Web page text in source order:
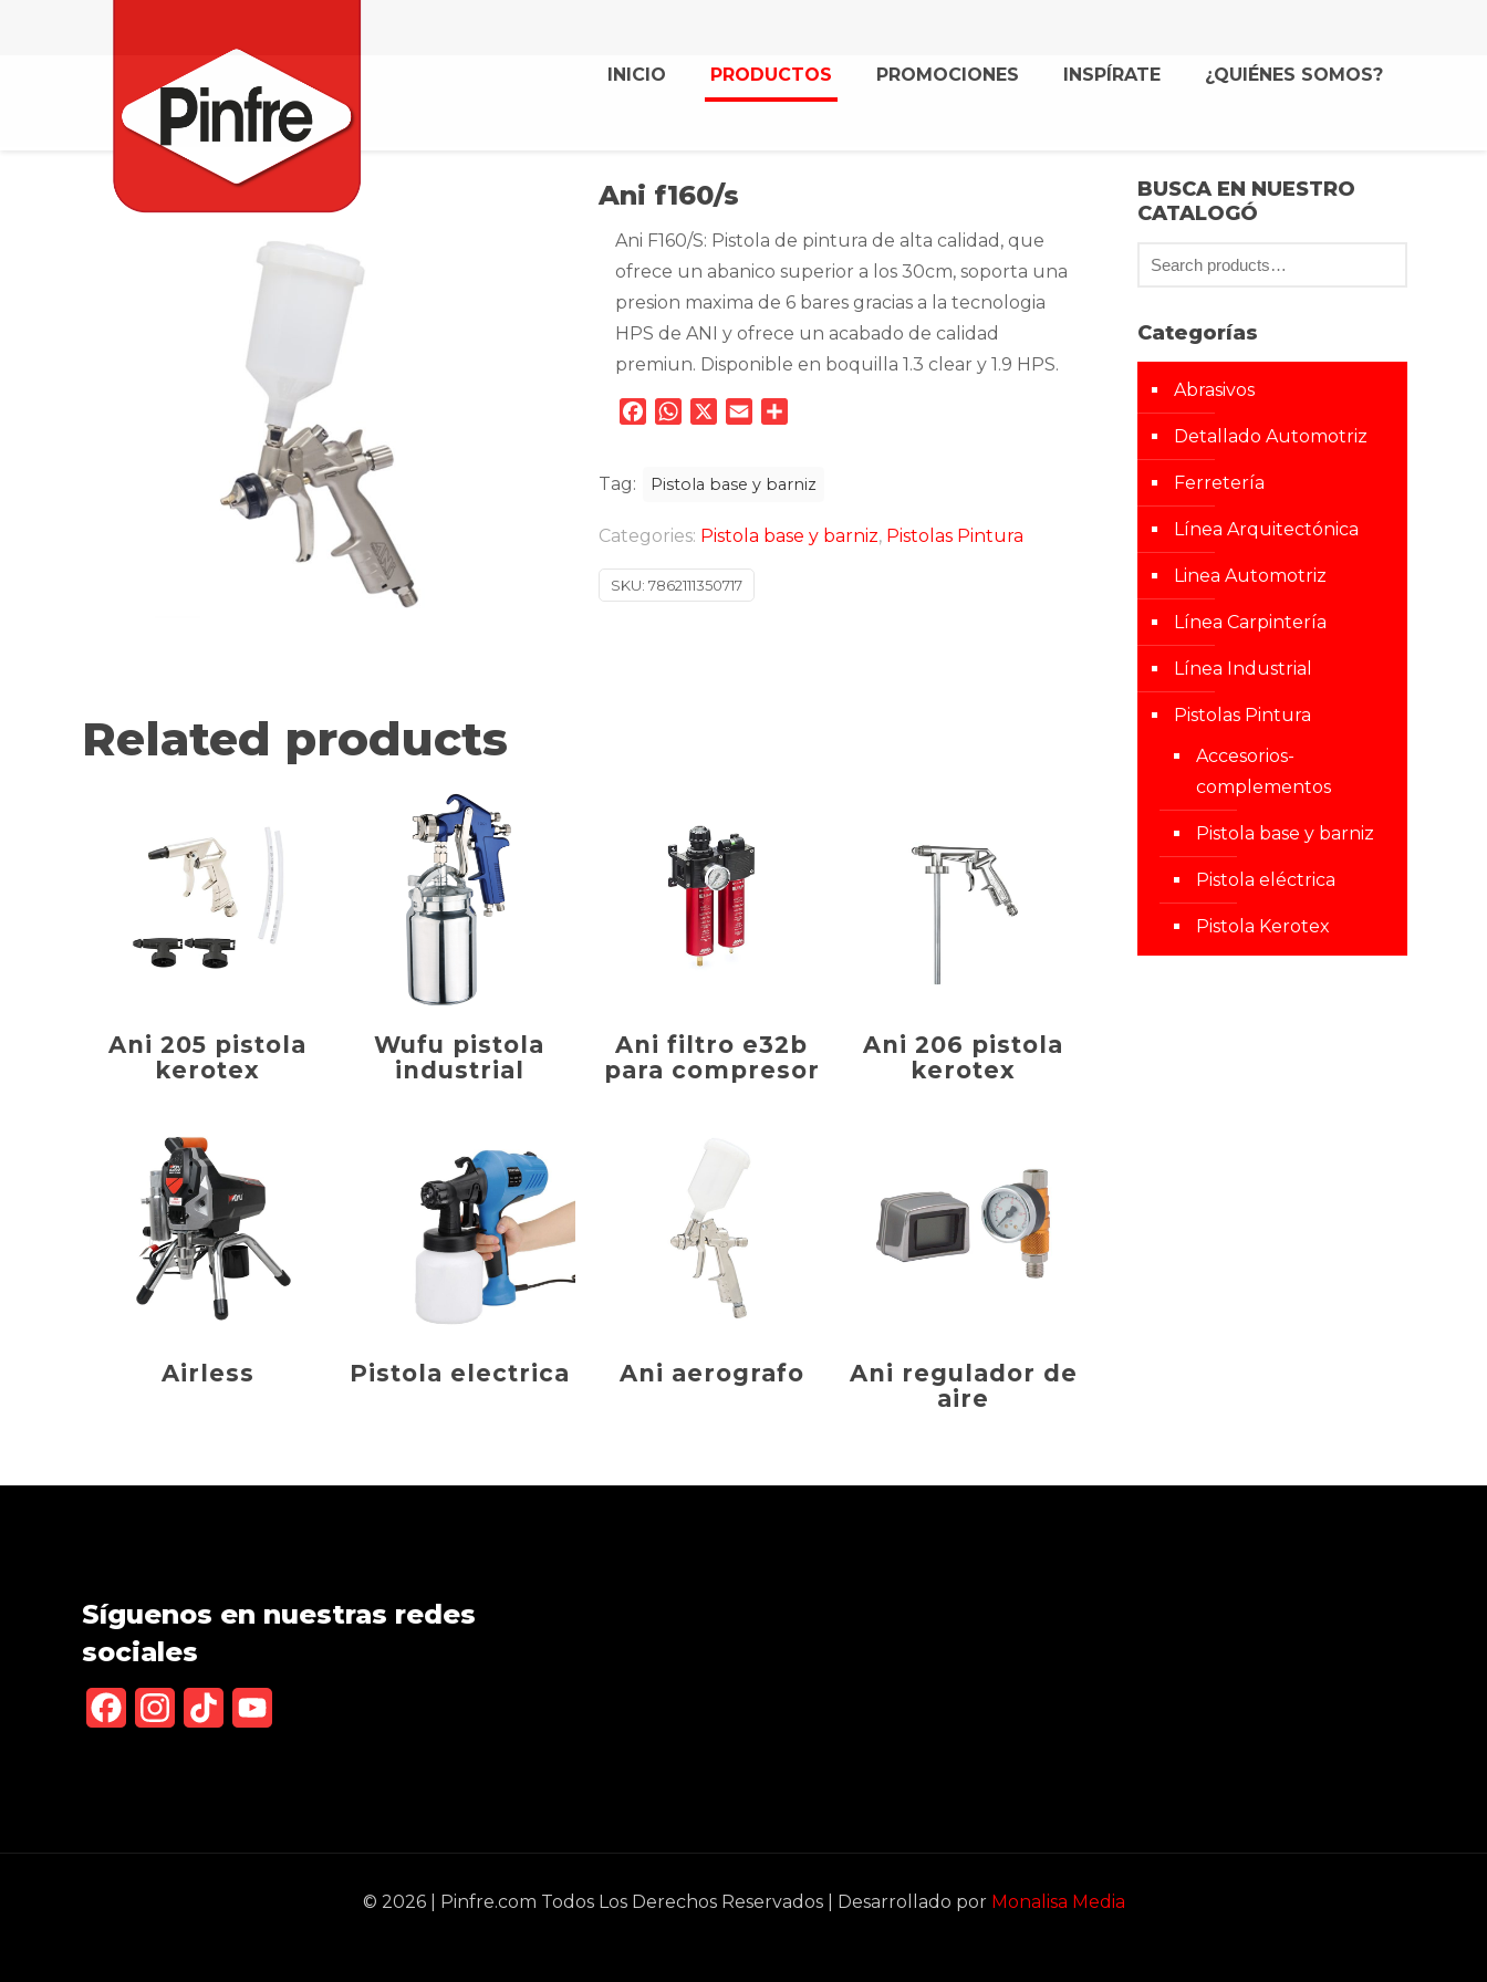
INICIO PRODUCTOS PROMOCIONES INSPÍRATE ¿QUIÉNES SOMOS?
Ani f160/s
Ani F160/S: Pistola de pintura de alta calidad, que
ofrece un abanico superior a los 30cm, soporta una
presion maxima de 6 bares gracias a la tecnologia
HPS de ANI y ofrece un acabado de calidad
premiun. Disponible en boquilla 1.3 clear y 1.9 HPS.
Facebook
WhatsAppEmail
Tag: Pistola base y barniz
Categories: Pistola base y barniz, Pistolas Pintura
SKU:7862111350717
Related products
Ani 205 pistola
kerotex
Wufu pistola
industrial
Ani filtro e32b
para compresor
Ani 206 pistola
kerotex
Airless Pistola electrica Ani aerografo
Ani regulador de
aire
BUSCA EN NUESTRO
CATALOGÓ
Categorías
Abrasivos
Detallado Automotriz
Ferretería
Línea Arquitectónica
Linea Automotriz
Línea Carpintería
Línea Industrial
Pistolas Pintura
Accesorios-
complementos
Pistola base y barniz
Pistola eléctrica
Pistola Kerotex
Síguenos en nuestras redes
sociales
FacebookInstagram
TikTok
© 2026 | Pinfre.com Todos Los Derechos Reservados | Desarrollado por Monalisa Media